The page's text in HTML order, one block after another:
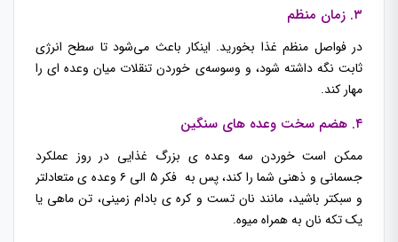
۳. زمان منظم
در فواصل منظم غذا بخورید. اینکار باعث می‌شود تا سطح انرژی
ثابت نگه داشته شود، و وسوسه‌ی خوردن تنقلات میان وعده ای را
مهار کند.
۴. هضم سخت وعده های سنگین
ممکن است خوردن سه وعده ی بزرگ غذایی در روز عملکرد
جسمانی و ذهنی شما را کند، پس به فکر ۵ الی ۶ وعده ی متعادلتر
و سبکتر باشید، مانند نان تست و کره ی بادام زمینی، تن ماهی یا
یک تکه نان به همراه میوه.